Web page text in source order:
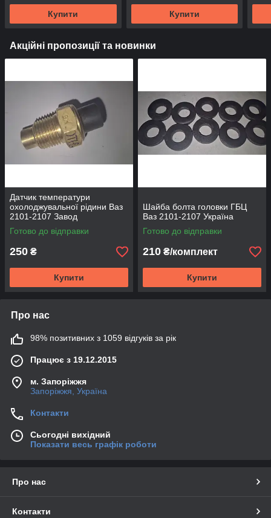
Купити Купити
Акційні пропозиції та новинки
Датчик температури
охолоджувальної рідини Ваз
2101-2107 Завод
Готово до відправки
250 ₴
Купити
Шайба болта головки ГБЦ
Ваз 2101-2107 Україна
Готово до відправки
210 ₴/комплект
Купити
Про нас
98% позитивних з 1059 відгуків за рік
Працює з 19.12.2015
м. Запоріжжя
Запоріжжя, Україна
Контакти
Сьогодні вихідний
Показати весь графік роботи
Про нас
Контакти